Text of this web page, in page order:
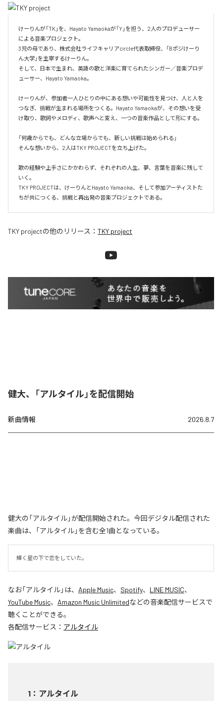
けーりんが「TK」を、Hayato Yamaokaが「Y」を担う、2人のプロデューサー
による音楽プロジェクト。
3児の母であり、株式会社ライフキャリアcircle代表取締役、「Bポジけーり
ん大学」を主宰するけーりん。
そして、日本で生まれ、英語の歌と洋楽に育てられたシンガー／音楽プロデ
ューサー、Hayato Yamaoka。
けーりんが、参加者一人ひとりの中にある想いや可能性を見つけ、人と人を
つなぎ、挑戦が生まれる場所をつくる。Hayato Yamaokaが、その想いを受
け取り、歌詞やメロディ、歌声へと変え、一つの音楽作品として形にする。
「何歳からでも、どんな立場からでも、新しい挑戦は始められる」
そんな想いから、2人はTKY PROJECTを立ち上げた。
歌の経験や上手さにかかわらず、それぞれの人生、夢、言葉を音楽に残して
いく。
TKY PROJECTは、けーりんとHayato Yamaoka、そして参加アーティストた
ちが共につくる、挑戦と再出発の音楽プロジェクトである。
TKY projectの他のリリース： TKY project
健大、「アルタイル」を配信開始
新曲情報 2026.8.7
健大の「アルタイル」が配信開始された。今回デジタル配信された
楽曲は、「アルタイル」を含む全1曲となっている。
輝く星の下で恋をしていた。
なお「アルタイル」は、 Apple Music、 Spotify、 LINE MUSIC、
YouTube Music、 Amazon Music Unlimitedなどの音楽配信サービスで
聴くことができる。
各配信サービス： アルタイル
1 ： アルタイル